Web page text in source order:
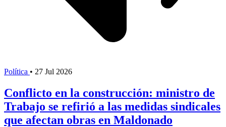
Política • 27 Jul 2026
Conflicto en la construcción: ministro de
Trabajo se refirió a las medidas sindicales
que afectan obras en Maldonado